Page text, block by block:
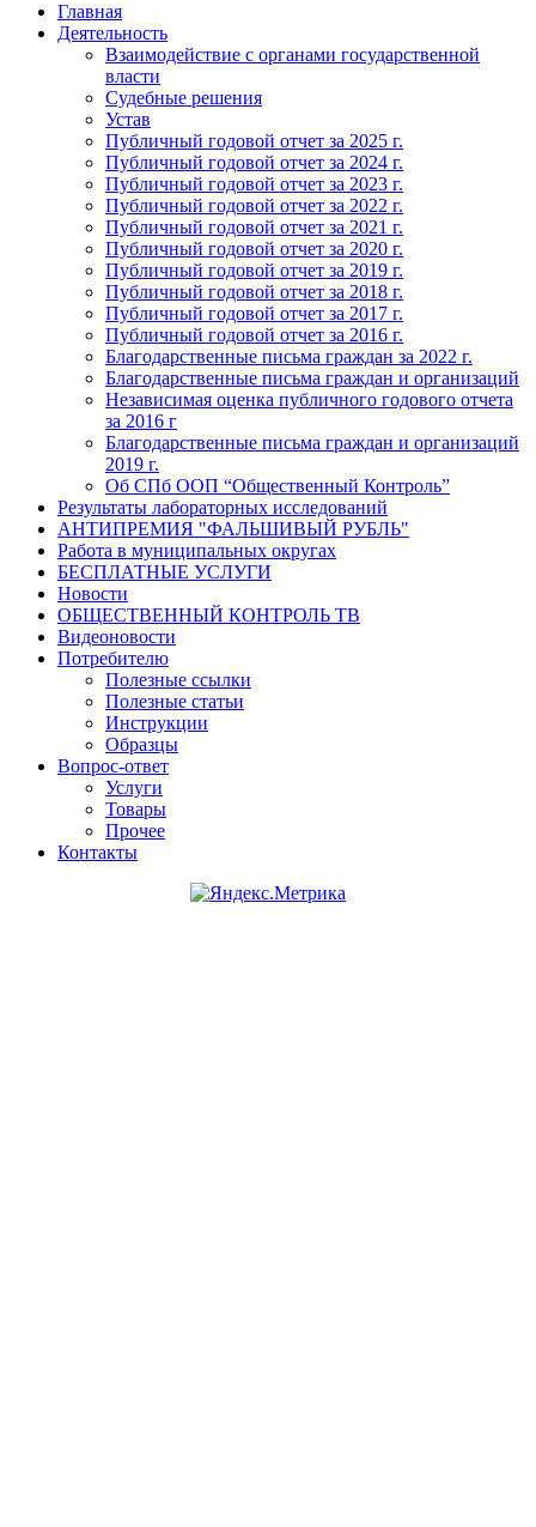
Главная
Деятельность
Взаимодействие с органами государственной
власти
Судебные решения
Устав
Публичный годовой отчет за 2025 г.
Публичный годовой отчет за 2024 г.
Публичный годовой отчет за 2023 г.
Публичный годовой отчет за 2022 г.
Публичный годовой отчет за 2021 г.
Публичный годовой отчет за 2020 г.
Публичный годовой отчет за 2019 г.
Публичный годовой отчет за 2018 г.
Публичный годовой отчет за 2017 г.
Публичный годовой отчет за 2016 г.
Благодарственные письма граждан за 2022 г.
Благодарственные письма граждан и организаций
Независимая оценка публичного годового отчета
за 2016 г
Благодарственные письма граждан и организаций
2019 г.
Об СПб ООП “Общественный Контроль”
Результаты лабораторных исследований
АНТИПРЕМИЯ "ФАЛЬШИВЫЙ РУБЛЬ"
Работа в муниципальных округах
БЕСПЛАТНЫЕ УСЛУГИ
Новости
ОБЩЕСТВЕННЫЙ КОНТРОЛЬ ТВ
Видеоновости
Потребителю
Полезные ссылки
Полезные статьи
Инструкции
Образцы
Вопрос-ответ
Услуги
Товары
Прочее
Контакты